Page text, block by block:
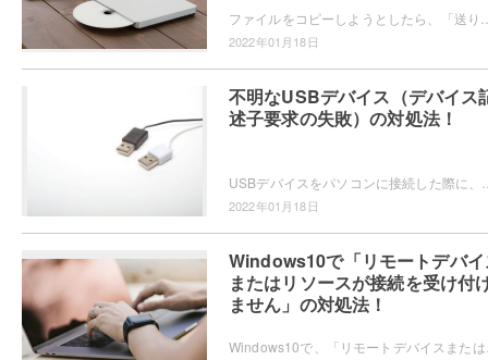
2022年01月18日
不明なUSBデバイス（デバイス
述子要求の失敗）の対処法！
2022年01月18日
Windows10で「リモートデバ
またはリソースが接続を受け付
ません」の対処法！